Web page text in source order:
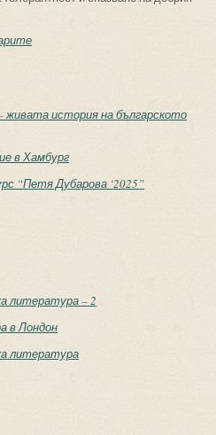
живата история на българското
в Хамбург
“Петя Дубарова ‘2025”
литература – 2
в Лондон
литература